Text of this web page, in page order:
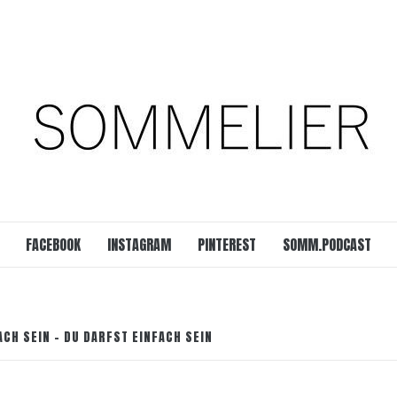
FACEBOOK INSTAGRAM PINTEREST SOMM.PODCAST
SEIN – DU DARFST EINFACH SEIN